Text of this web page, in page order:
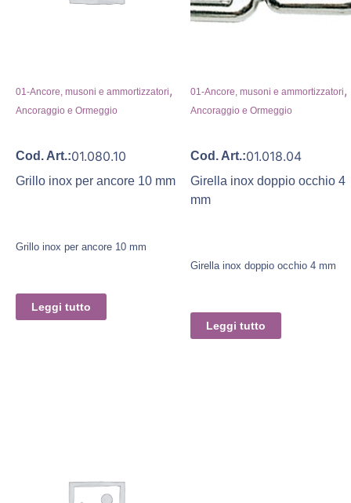
01-Ancore, musoni e ammortizzatori,
Ancoraggio e Ormeggio
Cod. Art.:01.080.10
Grillo inox per ancore 10 mm
Grillo inox per ancore 10 mm
Leggi tutto
01-Ancore, musoni e ammortizzatori,
Ancoraggio e Ormeggio
Cod. Art.:01.018.04
Girella inox doppio occhio 4
mm
Girella inox doppio occhio 4 mm
Leggi tutto